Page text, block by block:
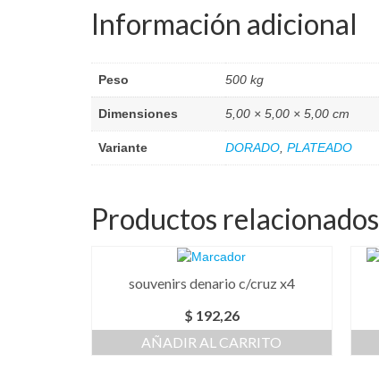
Información adicional
Peso 500 kg
Dimensiones 5,00 × 5,00 × 5,00 cm
Variante DORADO PLATEADO
Productos relacionados
souvenirs denario c/cruz x4
$ 192,26
AÑADIR AL CARRITO